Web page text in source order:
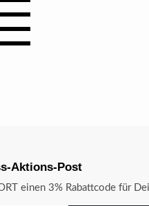
Aktions-Post
einen 3% Rabattcode für